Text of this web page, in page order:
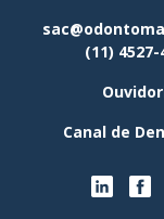
(11) 4527-
Canal de